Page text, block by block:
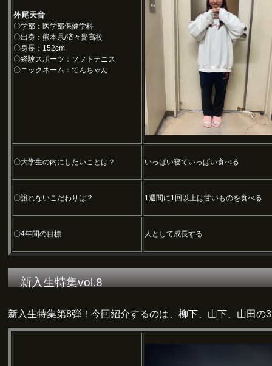
外尾天音
〇学部：医学部保健学科
〇出身：熊本県/済々黌高校
〇身長：152cm
〇経験スポーツ：ソフトテニス
〇ニックネーム：てんちゃん
〇大学生の内にしたいことは？ いっぱい寝ていっぱい食べる
〇譲れないこだわりは？ 1週間に1回以上は甘いものを食べる
〇4年間の目標 人として成長する
新入生特集vol.8
新入生特集第8弾！今回紹介するのは、柳下、山下、山田の